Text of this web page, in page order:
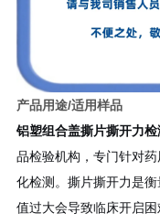
产品用途/适用样品
铝塑组合盖撕片撕开力检
品检验机构，专门针对
化检测。撕片撕开力是
值过大会导致临床开启